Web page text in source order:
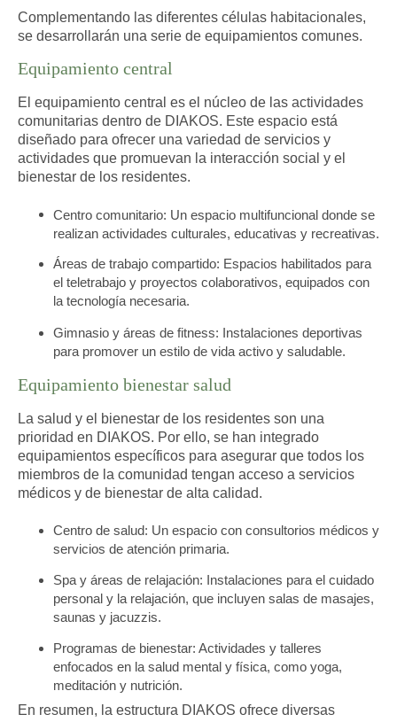
Complementando las diferentes células habitacionales,
se desarrollarán una serie de equipamientos comunes.
Equipamiento central
El equipamiento central es el núcleo de las actividades
comunitarias dentro de DIAKOS. Este espacio está
diseñado para ofrecer una variedad de servicios y
actividades que promuevan la interacción social y el
bienestar de los residentes.
Centro comunitario: Un espacio multifuncional donde se
realizan actividades culturales, educativas y recreativas.
Áreas de trabajo compartido: Espacios habilitados para
el teletrabajo y proyectos colaborativos, equipados con
la tecnología necesaria.
Gimnasio y áreas de fitness: Instalaciones deportivas
para promover un estilo de vida activo y saludable.
Equipamiento bienestar salud
La salud y el bienestar de los residentes son una
prioridad en DIAKOS. Por ello, se han integrado
equipamientos específicos para asegurar que todos los
miembros de la comunidad tengan acceso a servicios
médicos y de bienestar de alta calidad.
Centro de salud: Un espacio con consultorios médicos y
servicios de atención primaria.
Spa y áreas de relajación: Instalaciones para el cuidado
personal y la relajación, que incluyen salas de masajes,
saunas y jacuzzis.
Programas de bienestar: Actividades y talleres
enfocados en la salud mental y física, como yoga,
meditación y nutrición.
En resumen, la estructura DIAKOS ofrece diversas